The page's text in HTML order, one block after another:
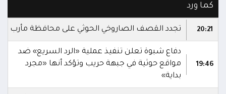
كما ورد
20:21 تجدد القصف الصاروخي الحوثي على محافظة مأرب
19:46
دفاع شبوة تعلن تنفيذ عملية «الرد السريع» ضد
مواقع حوثية في جبهة حريب وتؤكد أنها «مجرد
بداية»